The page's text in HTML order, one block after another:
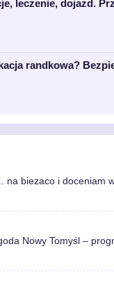
leczenie, dojazd.
randkowa?
na biezaco i doceniam
Nowy Tomyśl –